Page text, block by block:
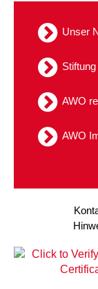
Unser
AWO
AWO